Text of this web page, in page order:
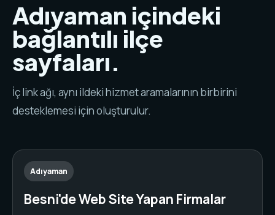
Adıyaman içindeki
bağlantılı ilçe
sayfaları.
İç link ağı, aynı ildeki hizmet aramalarının birbirini
desteklemesi için oluşturulur.
Adıyaman
Besni'de Web Site Yapan Firmalar